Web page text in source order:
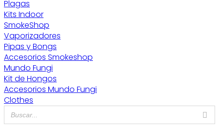
Plagas
Kits Indoor
SmokeShop
Vaporizadores
Pipas y Bongs
Accesorios Smokeshop
Mundo Fungi
Kit de Hongos
Accesorios Mundo Fungi
Clothes